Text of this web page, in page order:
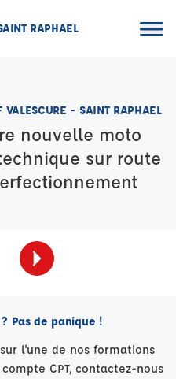
RAPHAEL
VALESCURE - SAINT RAPHAEL
nouvelle moto
sur route
Pas de panique !
l'une de nos formations
CPT, contactez-nous